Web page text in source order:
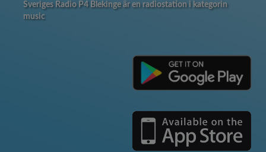
Sveriges Radio P4 Blekinge är en radiostation i kategorin
music